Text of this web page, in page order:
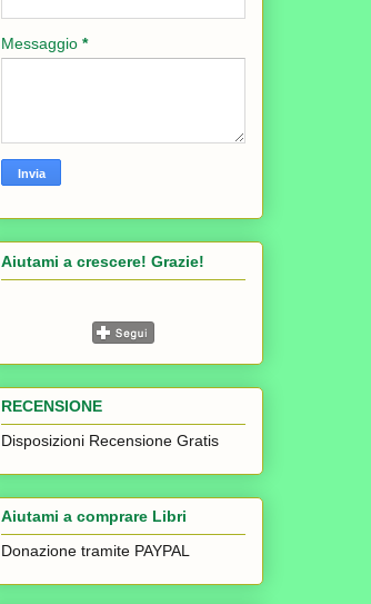
Messaggio *
Aiutami a crescere! Grazie!
RECENSIONE
Disposizioni Recensione Gratis
Aiutami a comprare Libri
Donazione tramite PAYPAL